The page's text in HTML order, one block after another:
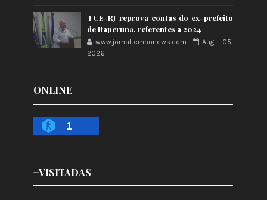
TCE-RJ reprova contas do ex-prefeito
de Itaperuna, referentes a 2024
www.jornaltemponews.com
Aug 05,
2026
ONLINE
1
+VISITADAS